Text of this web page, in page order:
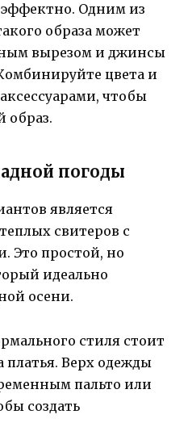
эффектно. Одним из
образа может
вырезом и джинсы
цвета и
чтобы
образ.
погоды
является
свитеров с
Это простой, но
идеально
осени.
стиля стоит
Верх одежды
пальто или
создать